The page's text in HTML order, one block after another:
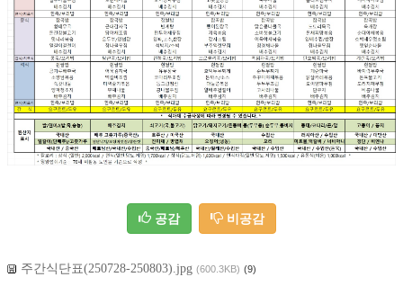
공감 비공감
주간식단표(250728-250803).jpg (600.3KB) (9)